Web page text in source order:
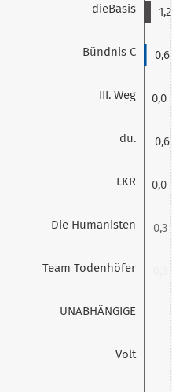
dieBasis
Bündnis C
III. Weg
du.
LKR
Die Humanisten
Team Todenhöfer
UNABHÄNGIGE
Volt
1,2
0,6
0,0
0,6
0,0
0,3